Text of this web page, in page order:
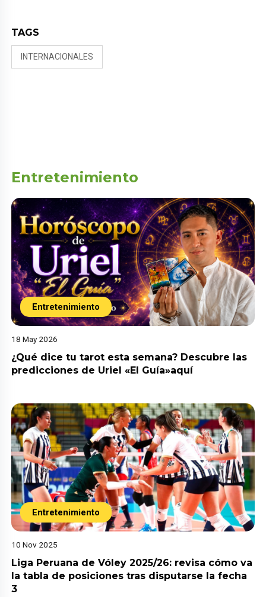
TAGS
INTERNACIONALES
Entretenimiento
Entretenimiento
18 May 2026
¿Qué dice tu tarot esta semana? Descubre las
predicciones de Uriel «El Guía»aquí
Entretenimiento
10 Nov 2025
Liga Peruana de Vóley 2025/26: revisa cómo va
la tabla de posiciones tras disputarse la fecha
3